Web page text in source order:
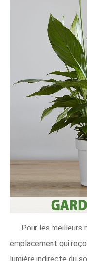
Pour les meilleurs
emplacement qui
lumière indirecte du